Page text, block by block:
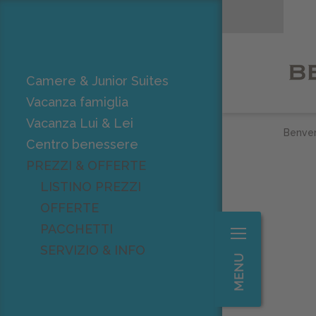
Camere & Junior Suites
Vacanza famiglia
Vacanza Lui & Lei
Centro benessere
PREZZI & OFFERTE
LISTINO PREZZI
OFFERTE
PACCHETTI
SERVIZIO & INFO